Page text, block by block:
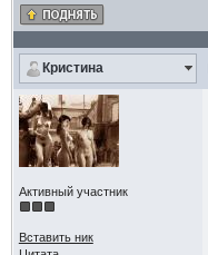
Кристина
Активный участник
Вставить ник